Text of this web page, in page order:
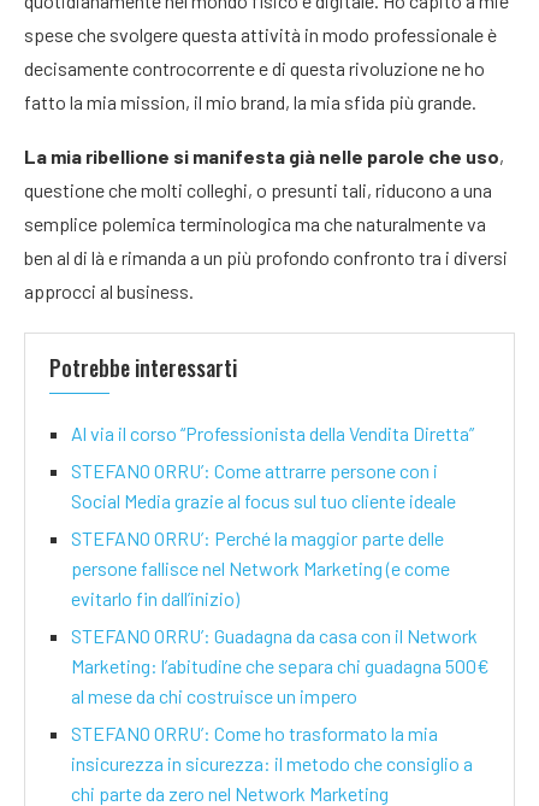
spese che svolgere questa attività in modo professionale è
decisamente controcorrente e di questa rivoluzione ne ho
fatto la mia mission, il mio brand, la mia sfida più grande.
La mia ribellione si manifesta già nelle parole che uso,
questione che molti colleghi, o presunti tali, riducono a una
semplice polemica terminologica ma che naturalmente va
ben al di là e rimanda a un più profondo confronto tra i diversi
approcci al business.
Potrebbe interessarti
Al via il corso “Professionista della Vendita Diretta”
STEFANO ORRU’: Come attrarre persone con i
Social Media grazie al focus sul tuo cliente ideale
STEFANO ORRU’: Perché la maggior parte delle
persone fallisce nel Network Marketing (e come
evitarlo fin dall’inizio)
STEFANO ORRU’: Guadagna da casa con il Network
Marketing: l’abitudine che separa chi guadagna 500€
al mese da chi costruisce un impero
STEFANO ORRU’: Come ho trasformato la mia
insicurezza in sicurezza: il metodo che consiglio a
chi parte da zero nel Network Marketing